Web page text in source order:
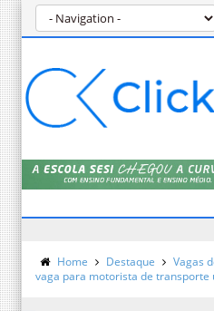
Home Destaque Vagas
vaga para motorista de transporte